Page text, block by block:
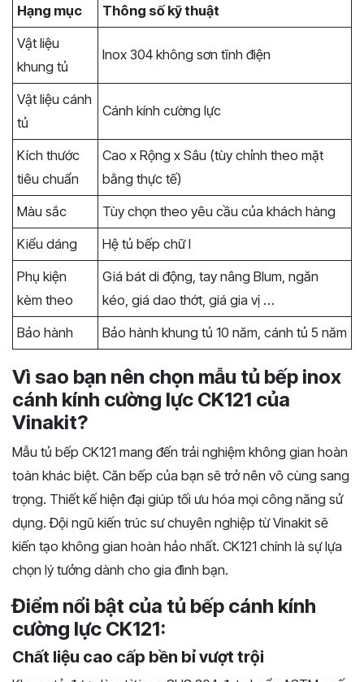
Hạng mục
Thông số kỹ thuật
Vật liệu
khung tủ
Inox 304 không sơn tĩnh điện
Vật liệu cánh
tủ
Cánh kính cường lực
Kích thước
tiêu chuẩn
Cao x Rộng x Sâu (tùy chỉnh theo mặt
bằng thực tế)
Màu sắc
Tùy chọn theo yêu cầu của khách hàng
Kiểu dáng
Hệ tủ bếp chữ I
Phụ kiện
kèm theo
Giá bát di động, tay nâng Blum, ngăn
kéo, giá dao thớt, giá gia vị …
Bảo hành
Bảo hành khung tủ 10 năm, cánh tủ 5 năm
Vì sao bạn nên chọn mẫu tủ bếp inox
cánh kính cường lực CK121 của
Vinakit?
Mẫu tủ bếp CK121 mang đến trải nghiệm không gian hoàn
toàn khác biệt. Căn bếp của bạn sẽ trở nên vô cùng sang
trọng. Thiết kế hiện đại giúp tối ưu hóa mọi công năng sử
dụng. Đội ngũ kiến trúc sư chuyên nghiệp từ Vinakit sẽ
kiến tạo không gian hoàn hảo nhất. CK121 chính là sự lựa
chọn lý tưởng dành cho gia đình bạn.
Điểm nổi bật của tủ bếp cánh kính
cường lực CK121:
Chất liệu cao cấp bền bỉ vượt trội